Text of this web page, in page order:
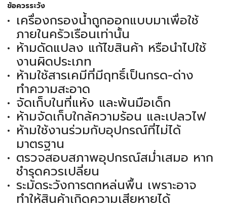
ข้อควรระวัง
เครื่องกรองน้ำถูกออกแบบมาเพื่อใช้
ภายในครัวเรือนเท่านั้น
ห้ามดัดแปลง แก้ไขสินค้า หรือนำไปใช้
งานผิดประเภท
ห้ามใช้สารเคมีที่มีฤทธิ์เป็นกรด-ด่าง
ทำความสะอาด
จัดเก็บในที่แห้ง และพ้นมือเด็ก
ห้ามจัดเก็บใกล้ความร้อน และเปลวไฟ
ห้ามใช้งานร่วมกับอุปกรณ์ที่ไม่ได้
มาตรฐาน
ตรวจสอบสภาพอุปกรณ์สม่ำเสมอ หาก
ชำรุดควรเปลี่ยน
ระมัดระวังการตกหล่นพื้น เพราะอาจ
ทำให้สินค้าเกิดความเสียหายได้